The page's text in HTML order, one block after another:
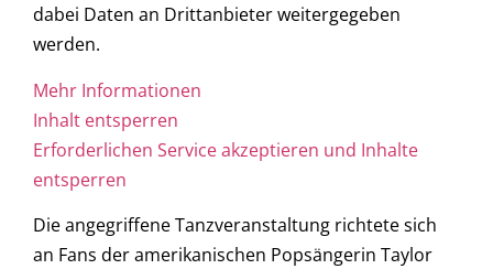
dabei Daten an Drittanbieter weitergegeben
werden.
Mehr Informationen
Inhalt entsperren
Erforderlichen Service akzeptieren und Inhalte
entsperren
Die angegriffene Tanzveranstaltung richtete sich
an Fans der amerikanischen Popsängerin Taylor